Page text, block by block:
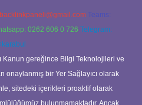
backlinkpaneli@gmail.com Teams:
0262 606 0 726 Telegram:
Kanun gereğince Bilgi Teknolojileri ve
onaylanmış bir Yer Sağlayıcı olarak
sitedeki içerikleri proaktif olarak
bulunmamaktadır. Ancak,